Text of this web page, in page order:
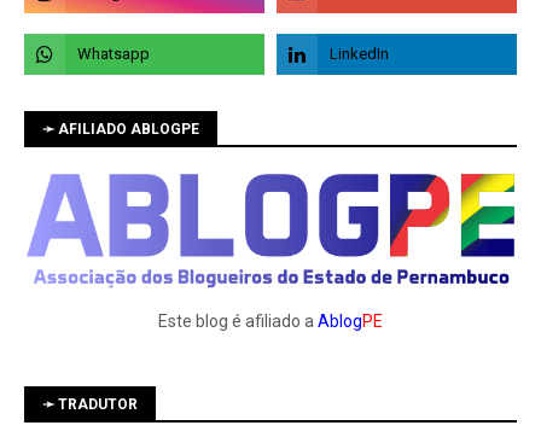
➛ AFILIADO ABLOGPE
Este blog é afiliado aAblogPE
➛ TRADUTOR